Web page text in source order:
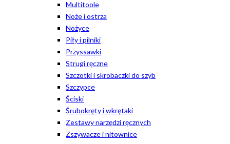
Multitoole
Noże i ostrza
Nożyce
Piły i pilniki
Przyssawki
Strugi ręczne
Szczotki i skrobaczki do szyb
Szczypce
Ściski
Śrubokręty i wkrętaki
Zestawy narzędzi ręcznych
Zszywacze i nitownice